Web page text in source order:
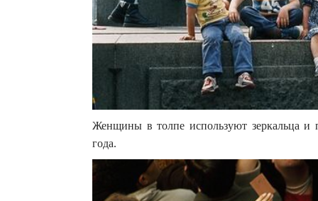
Женщины в толпе используют зеркальца и
года.